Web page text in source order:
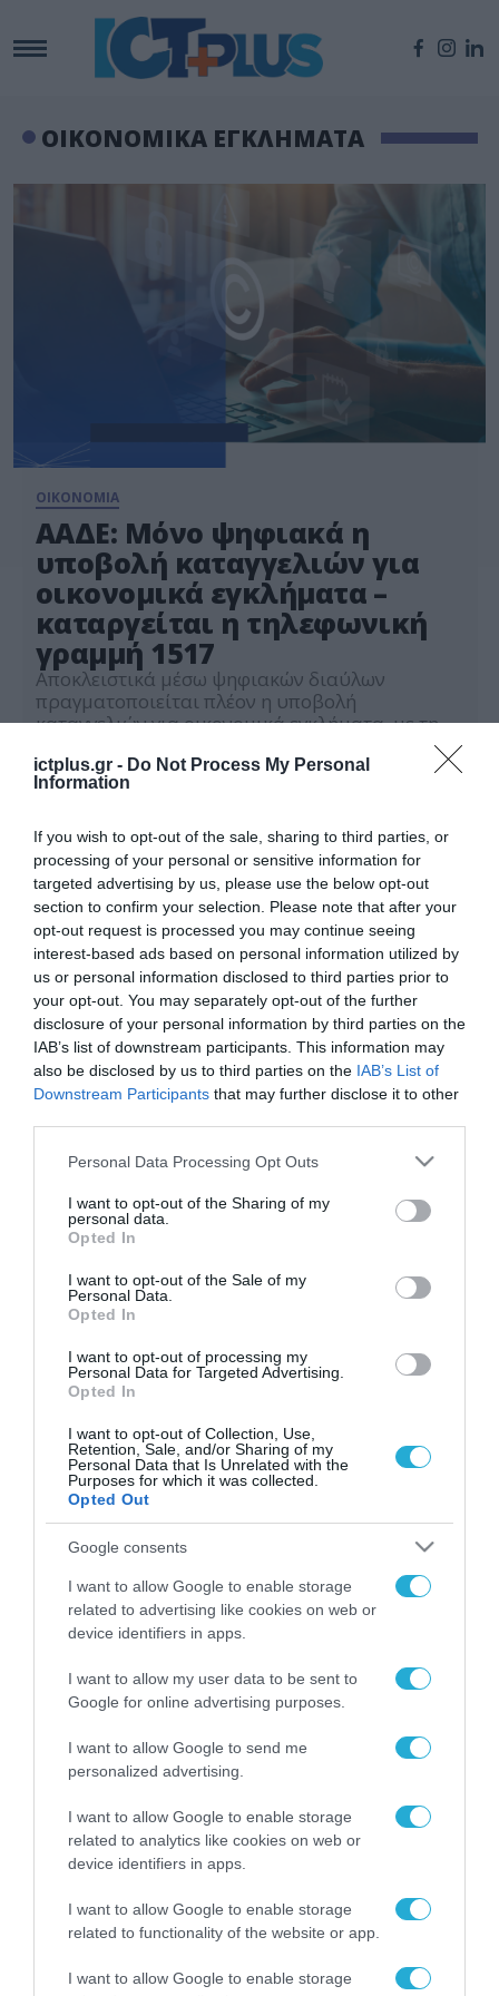
ictplus.gr - Do Not Process My Personal
Information
If you wish to opt-out of the sale, sharing to third parties, or
processing of your personal or sensitive information for
targeted advertising by us, please use the below opt-out
section to confirm your selection. Please note that after your
opt-out request is processed you may continue seeing
interest-based ads based on personal information utilized by
us or personal information disclosed to third parties prior to
your opt-out. You may separately opt-out of the further
disclosure of your personal information by third parties on the
IAB’s list of downstream participants. This information may
also be disclosed by us to third parties on the IAB’s List of
Downstream Participants that may further disclose it to other
Please note that this website/app uses one or more Google
not limited to your visit or usage behaviour. You may click to
grant or deny consent to Google and its third-party tags to
use your data for below specified purposes in below Google
consent section.
Personal Data Processing Opt Outs
I want to opt-out of the Sharing of my
personal data.
Opted In
I want to opt-out of the Sale of my
Personal Data.
Opted In
I want to opt-out of processing my
Personal Data for Targeted Advertising.
Opted In
I want to opt-out of Collection, Use,
Retention, Sale, and/or Sharing of my
Personal Data that Is Unrelated with the
Purposes for which it was collected.
Opted Out
Google consents
I want to allow Google to enable storage
related to advertising like cookies on web or
device identifiers in apps.
I want to allow my user data to be sent to
Google for online advertising purposes.
I want to allow Google to send me
personalized advertising.
I want to allow Google to enable storage
related to analytics like cookies on web or
device identifiers in apps.
I want to allow Google to enable storage
related to functionality of the website or app.
I want to allow Google to enable storage
ΟΙΚΟΝΟΜΙΚΑ ΕΓΚΛΗΜΑΤΑ
ΟΙΚΟΝΟΜΙΑ
ΑΑΔΕ: Μόνο ψηφιακά η
υποβολή καταγγελιών για
οικονομικά εγκλήματα –
καταργείται η τηλεφωνική
γραμμή 1517
Αποκλειστικά μέσω ψηφιακών διαύλων
πραγματοποιείται πλέον η υποβολή
καταγγελιών για οικονομικά εγκλήματα, με την
κατάργηση της τηλεφωνικής γραμμής 1517. Η
αναβάθμιση αυτή εντάσσεται στον ευρύτερο
στρατηγικό σχεδιασμό της ΑΑΔΕ για την
αποτελεσματικότερη διαχείριση των αναφορών
πολιτών και επιχειρήσεων, μέσω της
αξιοποίησης σύγχρονων ψηφιακών εργαλείων.
Προκειμένου να διασφαλιστεί η έγκαιρη
επεξεργασία των στοιχείων, […]
ΡΟΗ ΕΙΔΗΣΕΩΝ
Το χρηματοδοτούμενο
από την ΕΕ έργο “The
Gaming Police”
ενισχύει την ασφάλεια
των παιδιών στο
διαδίκτυο
ΑΑΔΕ: Διευκρινίσεις
παραβάσεις που
αφορούν τους ΦΗΜ
31.07.2026
Σ. Καλαφάτης: «Η
Τεχνητή Νοημοσύνη
δεν είναι απλώς μια
νέα τεχνολογία, είναι
μια νέα βιομηχανική
επανάσταση»
31.07.2026
για τη χρηματοδότηση